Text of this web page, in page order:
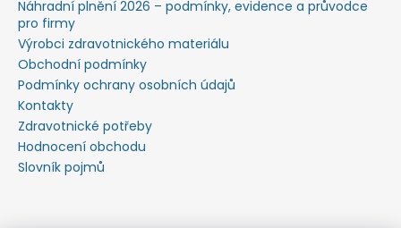
Náhradní plnění 2026 – podmínky, evidence a průvodce
pro firmy
Výrobci zdravotnického materiálu
Obchodní podmínky
Podmínky ochrany osobních údajů
Kontakty
Zdravotnické potřeby
Hodnocení obchodu
Slovník pojmů